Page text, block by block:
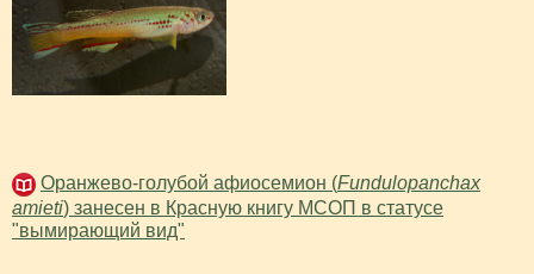
Оранжево-голубой афиосемион (Fundulopanchax
amieti) занесен в Красную книгу МСОП в статусе
"вымирающий вид"